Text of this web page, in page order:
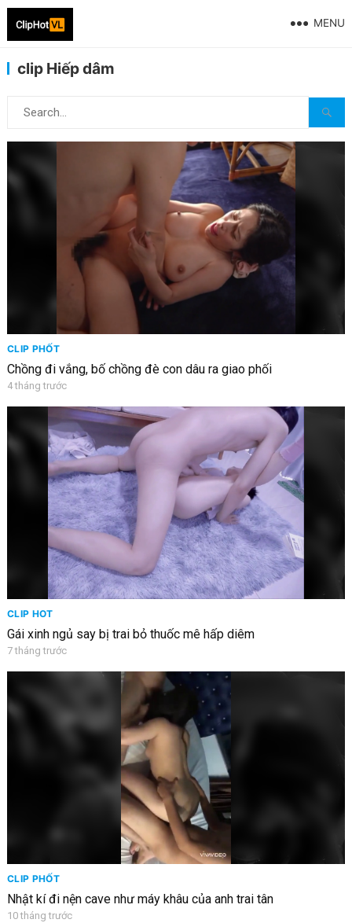
MENU
clip Hiếp dâm
CLIP PHỐT
Chồng đi vắng, bố chồng đè con dâu ra giao phối
4 tháng trước
CLIP HOT
Gái xinh ngủ say bị trai bỏ thuốc mê hấp diêm
7 tháng trước
CLIP PHỐT
Nhật kí đi nện cave như máy khâu của anh trai tân
10 tháng trước